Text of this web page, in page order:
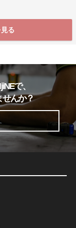
る
で、
せんか？